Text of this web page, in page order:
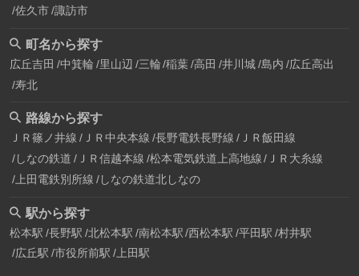
佐久市 諏訪市
町名から探す
広丘吉田 中箕輪 里山辺 三輪 稲葉 高田 井川城 島内 広丘高出
寿北
路線から探す
ＪＲ篠ノ井線 ＪＲ中央本線 長野電鉄長野線 ＪＲ飯田線
しなの鉄道 ＪＲ信越本線 松本電気鉄道上高地線
ＪＲ大糸線
上田電鉄別所線 しなの鉄道北しなの
駅から探す
松本駅 長野駅 北松本駅 南松本駅 西松本駅 平田駅 村井駅
広丘駅 市役所前駅 上田駅